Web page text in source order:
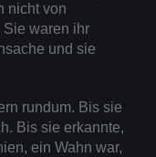
nicht von
Sie waren ihr
und sie
rundum. Bis sie
Bis sie erkannte,
ein Wahn war,